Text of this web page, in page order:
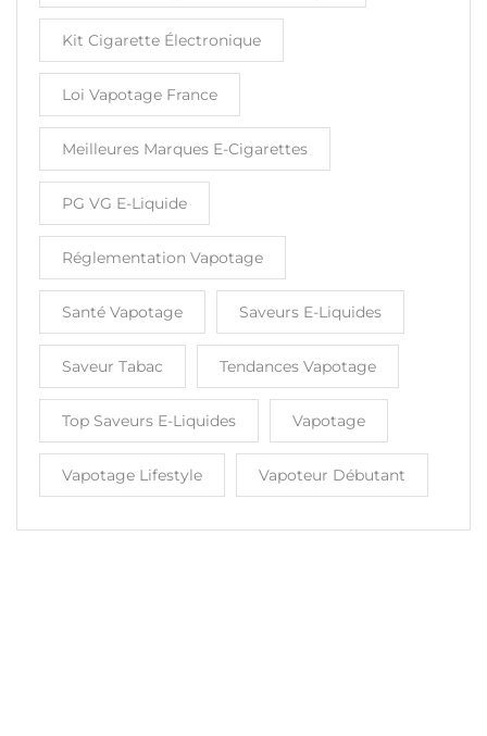
Kit Cigarette Électronique
Loi Vapotage France
Meilleures Marques E-Cigarettes
PG VG E-Liquide
Réglementation Vapotage
Santé Vapotage Saveurs E-Liquides
Saveur Tabac Tendances Vapotage
Top Saveurs E-Liquides Vapotage
Vapotage Lifestyle Vapoteur Débutant